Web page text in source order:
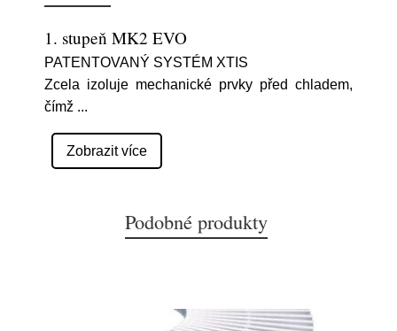
1. stupeň MK2 EVO
PATENTOVANÝ SYSTÉM XTIS
Zcela izoluje mechanické prvky před chladem,
čímž ...
Zobrazit více
Podobné produkty